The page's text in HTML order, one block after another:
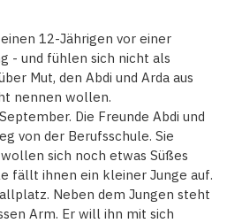
12-Jährigen vor einer
- und fühlen sich nicht als
Mut, den Abdi und Arda aus
nennen wollen.
Die Freunde Abdi und
von der Berufsschule. Sie
sich noch etwas Süßes
fällt ihnen ein kleiner Junge auf.
Neben dem Jungen steht
Arm. Er will ihn mit sich